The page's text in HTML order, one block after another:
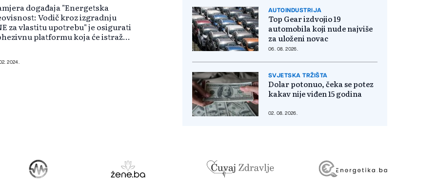
događaja "Energetska
Vodič kroz izgradnju
za vlastitu upotrebu" je osigurati
platformu koja će istražiti
stručnjaka i stručnj...
2024.
AUTOINDUSTRIJA
Top Gear izdvojio 19
automobila koji nude najviše
za uloženi novac
06. 08. 2026.
SVJETSKA TRŽIŠTA
Dolar potonuo, čeka se potez
kakav nije viđen 15 godina
02. 08. 2026.